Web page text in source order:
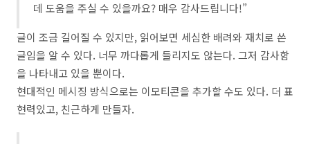
데 도움을 주실 수 있을까요? 매우 감사드립니다!”
글이 조금 길어질 수 있지만, 읽어보면 세심한 배려와 재치로 쓴
글임을 알 수 있다. 너무 까다롭게 들리지도 않는다. 그저 감사함
을 나타내고 있을 뿐이다.
현대적인 메시징 방식으로는 이모티콘을 추가할 수도 있다. 더 표
현력있고, 친근하게 만들자.